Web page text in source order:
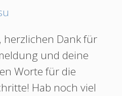
herzlichen Dank für
und deine
Worte für die
Hab noch viel